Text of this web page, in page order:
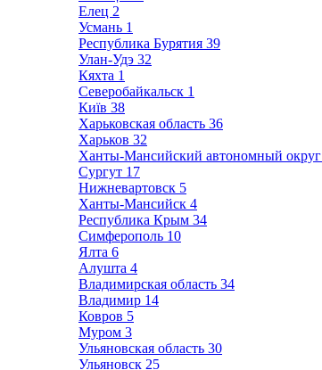
Елец 2
Усмань 1
Республика Бурятия 39
Улан-Удэ 32
Кяхта 1
Северобайкальск 1
Київ 38
Харьковская область 36
Харьков 32
Ханты-Мансийский автономный округ
Сургут 17
Нижневартовск 5
Ханты-Мансийск 4
Республика Крым 34
Симферополь 10
Ялта 6
Алушта 4
Владимирская область 34
Владимир 14
Ковров 5
Муром 3
Ульяновская область 30
Ульяновск 25